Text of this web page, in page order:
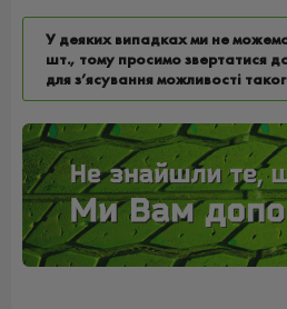
У деяких випадках ми не
шт., тому просимо звертатися
для з’ясування можливості